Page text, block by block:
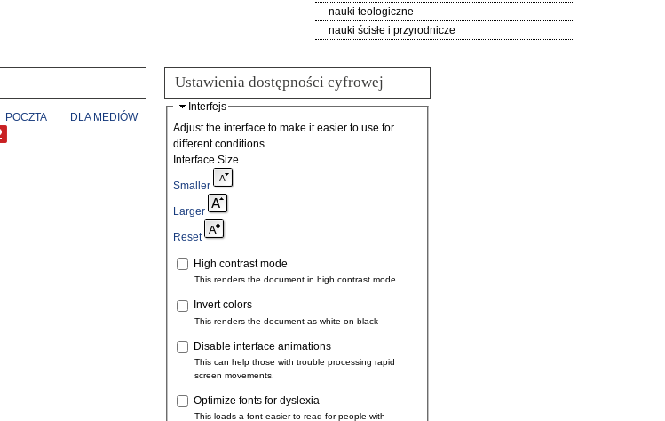
nauki teologiczne
nauki ścisłe i przyrodnicze
POCZTA DLA MEDIÓW
Ustawienia dostępności cyfrowej
Interfejs
Adjust the interface to make it easier to use for
different conditions.
Interface Size
Smaller
Larger
Reset
High contrast mode
This renders the document in high contrast mode.
Invert colors
This renders the document as white on black
Disable interface animations
This can help those with trouble processing rapid
screen movements.
Optimize fonts for dyslexia
This loads a font easier to read for people with